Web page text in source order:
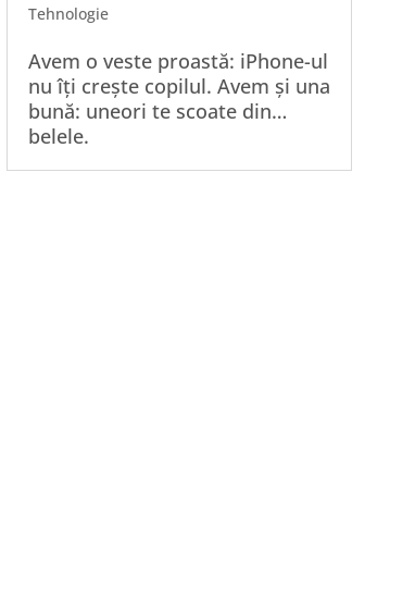
Tehnologie
Avem o veste proastă: iPhone-ul
nu îți crește copilul. Avem și una
bună: uneori te scoate din…
belele.